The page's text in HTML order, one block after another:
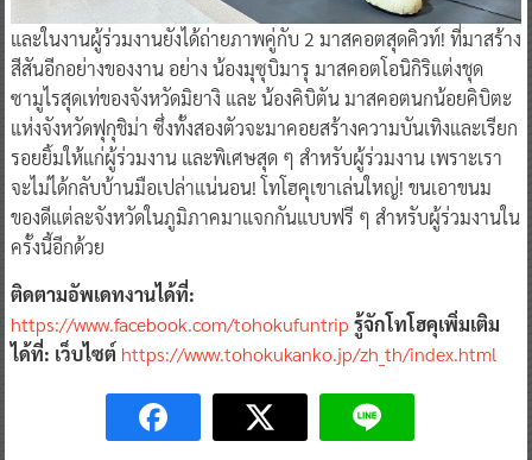
และในงานผู้ร่วมงานยังได้ถ่ายภาพคู่กับ 2 มาสคอตสุดคิวท์! ที่มาสร้าง
สีสันอีกอย่างของงาน อย่าง น้องมุซุบิมารุ มาสคอตโอนิกิริแต่งชุด
ซามูไรสุดเท่ของจังหวัดมิยางิ และ น้องคิบิตัน มาสคอตนกน้อยคิบิตะ
แห่งจังหวัดฟุกุชิม่า ซึ่งทั้งสองตัวจะมาคอยสร้างความบันเทิงและเรียก
รอยยิ้มให้แก่ผู้ร่วมงาน และพิเศษสุด ๆ สำหรับผู้ร่วมงาน เพราะเรา
จะไม่ได้กลับบ้านมือเปล่าแน่นอน! โทโฮคุเขาเล่นใหญ่! ขนเอาขนม
ของดีแต่ละจังหวัดในภูมิภาคมาแจกกันแบบฟรี ๆ สำหรับผู้ร่วมงานใน
ครั้งนี้อีกด้วย
ติดตามอัพเดทงานได้ที่:
https://www.facebook.com/tohokufuntrip รู้จักโทโฮคุเพิ่มเติม
ได้ที่: เว็บไซต์ https://www.tohokukanko.jp/zh_th/index.html